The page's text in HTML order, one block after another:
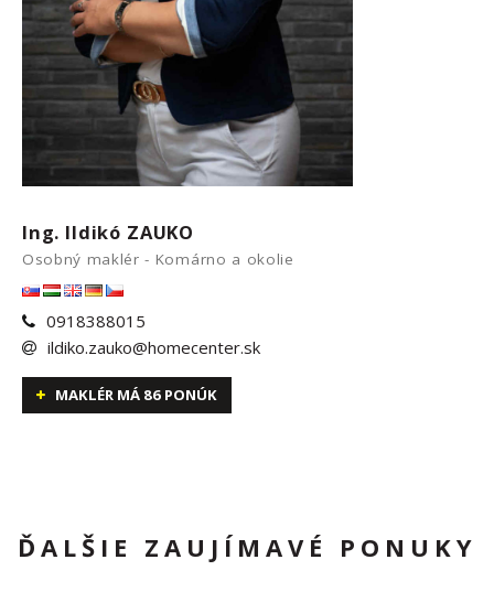
Ing. Ildikó ZAUKO
Osobný maklér - Komárno a okolie
0918388015
ildiko.zauko@homecenter.sk
MAKLÉR MÁ 86 PONÚK
ĎALŠIE ZAUJÍMAVÉ PONUKY